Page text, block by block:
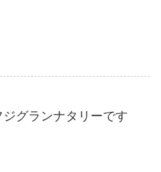
グランナタリーです